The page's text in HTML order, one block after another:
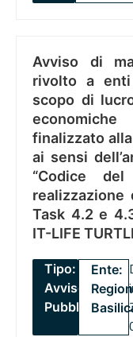
Avviso di
rivolto a
scopo di
finalizzato
ai sensi
“Codice
Task 4.2 e
IT-LIFE
Tipo:
Avviso
Pubblico
Ente: